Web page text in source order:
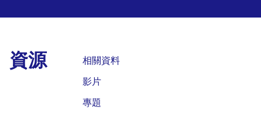
資源
相關資料
影片
專題